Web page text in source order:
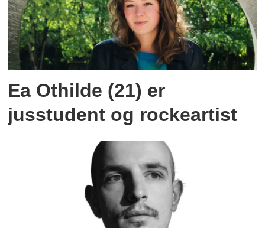
Ea Othilde (21) er
jusstudent og rockeartist